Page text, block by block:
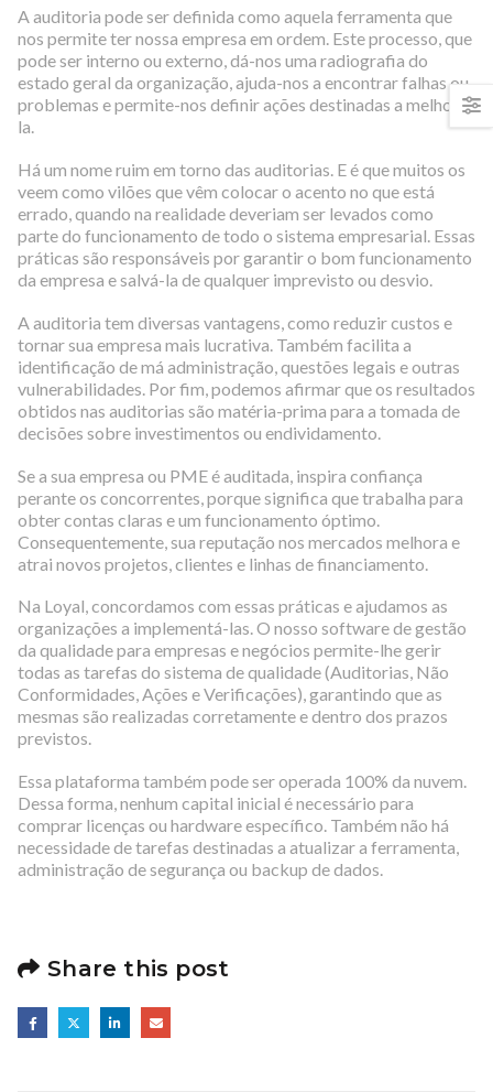
A auditoria pode ser definida como aquela ferramenta que
nos permite ter nossa empresa em ordem. Este processo, que
pode ser interno ou externo, dá-nos uma radiografia do
estado geral da organização, ajuda-nos a encontrar falhas ou
problemas e permite-nos definir ações destinadas a melhorá-
la.
Há um nome ruim em torno das auditorias. E é que muitos os
veem como vilões que vêm colocar o acento no que está
errado, quando na realidade deveriam ser levados como
parte do funcionamento de todo o sistema empresarial. Essas
práticas são responsáveis ​​por garantir o bom funcionamento
da empresa e salvá-la de qualquer imprevisto ou desvio.
A auditoria tem diversas vantagens, como reduzir custos e
tornar sua empresa mais lucrativa. Também facilita a
identificação de má administração, questões legais e outras
vulnerabilidades. Por fim, podemos afirmar que os resultados
obtidos nas auditorias são matéria-prima para a tomada de
decisões sobre investimentos ou endividamento.
Se a sua empresa ou PME é auditada, inspira confiança
perante os concorrentes, porque significa que trabalha para
obter contas claras e um funcionamento óptimo.
Consequentemente, sua reputação nos mercados melhora e
atrai novos projetos, clientes e linhas de financiamento.
Na Loyal, concordamos com essas práticas e ajudamos as
organizações a implementá-las. O nosso software de gestão
da qualidade para empresas e negócios permite-lhe gerir
todas as tarefas do sistema de qualidade (Auditorias, Não
Conformidades, Ações e Verificações), garantindo que as
mesmas são realizadas corretamente e dentro dos prazos
previstos.
Essa plataforma também pode ser operada 100% da nuvem.
Dessa forma, nenhum capital inicial é necessário para
comprar licenças ou hardware específico. Também não há
necessidade de tarefas destinadas a atualizar a ferramenta,
administração de segurança ou backup de dados.
Share this post